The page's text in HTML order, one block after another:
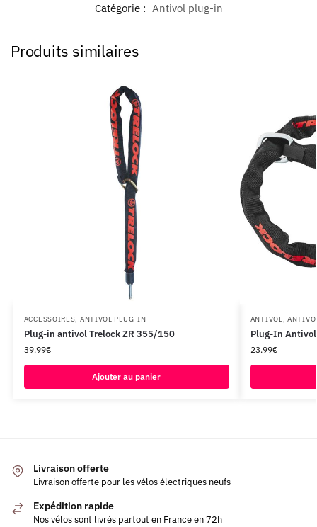
Catégorie : Antivol plug-in
Produits similaires
ACCESSOIRES, ANTIVOL PLUG-IN
Plug-in antivol Trelock ZR 355/150
39.99€
Ajouter au panier
ANTIVOL,
Plug-In
23.99€
Livraison offerte
Livraison offerte pour les vélos électriques neufs
Expédition rapide
Nos vélos sont livrés partout en France en 72h